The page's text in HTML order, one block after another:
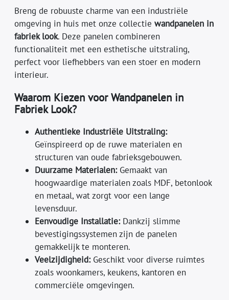
Breng de robuuste charme van een industriële
omgeving in huis met onze collectiewandpanelen in
fabriek look. Deze panelen combineren
functionaliteit met een esthetische uitstraling,
perfect voor liefhebbers van een stoer en modern
interieur.
Waarom Kiezen voor Wandpanelen in
Fabriek Look?
Authentieke Industriële Uitstraling:
Geïnspireerd op de ruwe materialen en
structuren van oude fabrieksgebouwen.
Duurzame Materialen:Gemaakt van
hoogwaardige materialen zoals MDF, betonlook
en metaal, wat zorgt voor een lange
levensduur.
Eenvoudige Installatie:Dankzij slimme
bevestigingssystemen zijn de panelen
gemakkelijk te monteren.
Veelzijdigheid:Geschikt voor diverse ruimtes
zoals woonkamers, keukens, kantoren en
commerciële omgevingen.